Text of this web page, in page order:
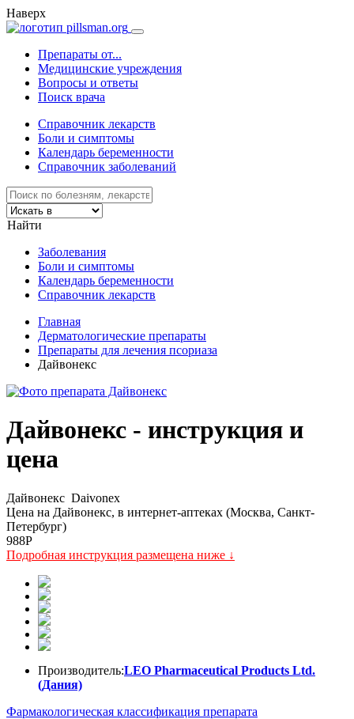
Наверх
Препараты от...
Медицинские учреждения
Вопросы и ответы
Поиск врача
Справочник лекарств
Боли и симптомы
Календарь беременности
Справочник заболеваний
Найти
Заболевания
Боли и симптомы
Календарь беременности
Справочник лекарств
Главная
Дерматологические препараты
Препараты для лечения псориаза
Дайвонекс
Дайвонекс - инструкция и
цена
Дайвонекс Daivonex
Цена на Дайвонекс, в интернет-аптеках (Москва, Санкт-
Петербург)
988P
Подробная инструкция размещена ниже ↓
Производитель:LEO Pharmaceutical Products Ltd.
(Дания)
Фармакологическая классификация препарата